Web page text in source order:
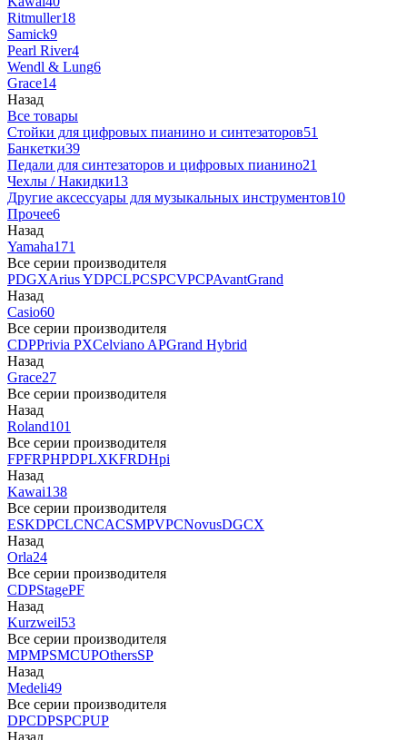
Ritmuller18
Samick9
Pearl River4
Wendl & Lung6
Grace14
Назад
Все товары
Стойки для цифровых пианино и синтезаторов51
Банкетки39
Педали для синтезаторов и цифровых пианино21
Чехлы / Накидки13
Другие аксессуары для музыкальных инструментов10
Прочее6
Назад
Yamaha171
Все серии производителя
PDGXArius YDPCLPCSPCVPCPAvantGrand
Назад
Casio60
Все серии производителя
CDPPrivia PXCelviano APGrand Hybrid
Назад
Grace27
Все серии производителя
Назад
Roland101
Все серии производителя
FPFRPHPDPLXKFRDHpi
Назад
Kawai138
Все серии производителя
ESKDPCLCNCACSMPVPCNovusDGCX
Назад
Orla24
Все серии производителя
CDPStagePF
Назад
Kurzweil53
Все серии производителя
MPMPSMCUPOthersSP
Назад
Medeli49
Все серии производителя
DPCDPSPCPUP
Назад